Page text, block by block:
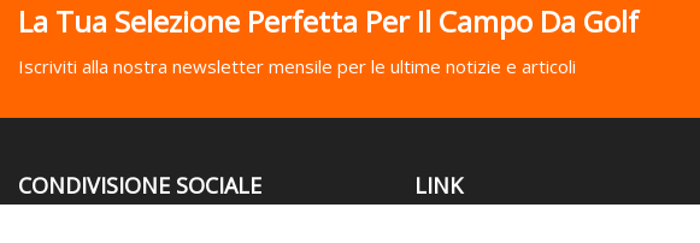
La Tua Selezione Perfetta Per Il Campo Da Golf
Iscriviti alla nostra newsletter mensile per le ultime notizie e articoli
CONDIVISIONE SOCIALE LINK